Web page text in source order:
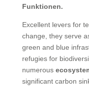
Funktionen.
Excellent levers for
change, they serve
green and blue
refugies for
numerous
significant carbon